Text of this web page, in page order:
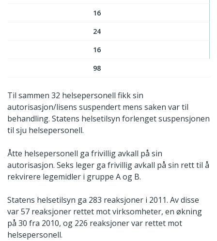
16
24
16
98
Til sammen 32 helsepersonell fikk sin
autorisasjon/lisens suspendert mens saken var til
behandling. Statens helsetilsyn forlenget suspensjonen
til sju helsepersonell.
Åtte helsepersonell ga frivillig avkall på sin
autorisasjon. Seks leger ga frivillig avkall på sin rett til å
rekvirere legemidler i gruppe A og B.
Statens helsetilsyn ga 283 reaksjoner i 2011. Av disse
var 57 reaksjoner rettet mot virksomheter, en økning
på 30 fra 2010, og 226 reaksjoner var rettet mot
helsepersonell.